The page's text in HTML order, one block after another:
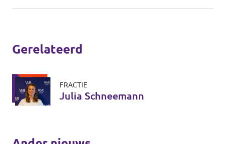
Gerelateerd
FRACTIE
Julia Schneemann